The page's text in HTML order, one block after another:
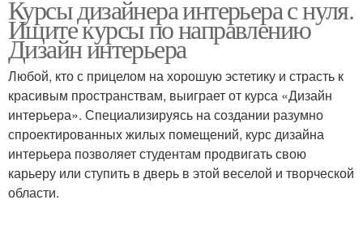
Курсы дизайнера интерьера с нуля.
Ищите курсы по направлению
Дизайн интерьера
Любой, кто с прицелом на хорошую эстетику и страсть к
красивым пространствам, выиграет от курса «Дизайн
интерьера». Специализируясь на создании разумно
спроектированных жилых помещений, курс дизайна
интерьера позволяет студентам продвигать свою
карьеру или ступить в дверь в этой веселой и творческой
области.